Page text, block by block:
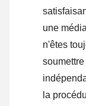
une
n'êtes
la